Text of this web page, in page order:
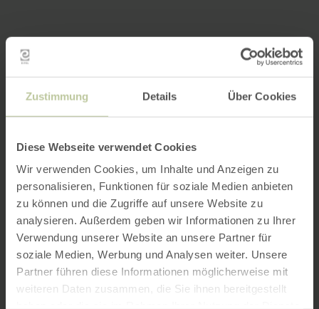
Zustimmung Details Über Cookies
Diese Webseite verwendet Cookies
Wir verwenden Cookies, um Inhalte und Anzeigen zu
personalisieren, Funktionen für soziale Medien anbieten
zu können und die Zugriffe auf unsere Website zu
analysieren. Außerdem geben wir Informationen zu Ihrer
Verwendung unserer Website an unsere Partner für
soziale Medien, Werbung und Analysen weiter. Unsere
Partner führen diese Informationen möglicherweise mit
weiteren Daten zusammen, die Sie ihnen bereitgestellt